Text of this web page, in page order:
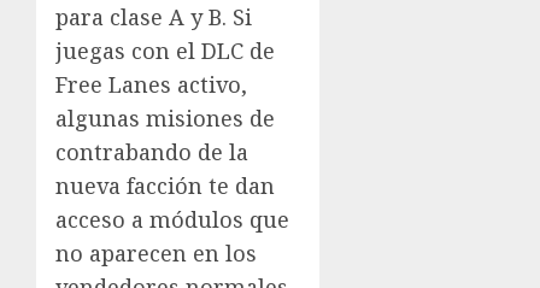
para clase A y B. Si
juegas con el DLC de
Free Lanes activo,
algunas misiones de
contrabando de la
nueva facción te dan
acceso a módulos que
no aparecen en los